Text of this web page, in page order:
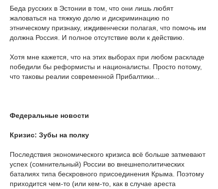
Беда русских в Эстонии в том, что они лишь любят
жаловаться на тяжкую долю и дискриминацию по
этническому признаку, иждивенчески полагая, что помочь им
должна Россия. И полное отсутствие воли к действию.
Хотя мне кажется, что на этих выборах при любом раскладе
победили бы реформисты и националисты. Просто потому,
что таковы реалии современной Прибалтики...
Федеральные новости
Кризис: Зубы на полку
Последствия экономического кризиса всё больше затмевают
успех (сомнительный) России во внешнеполитических
баталиях типа бескровного присоединения Крыма. Поэтому
приходится чем-то (или кем-то, как в случае ареста